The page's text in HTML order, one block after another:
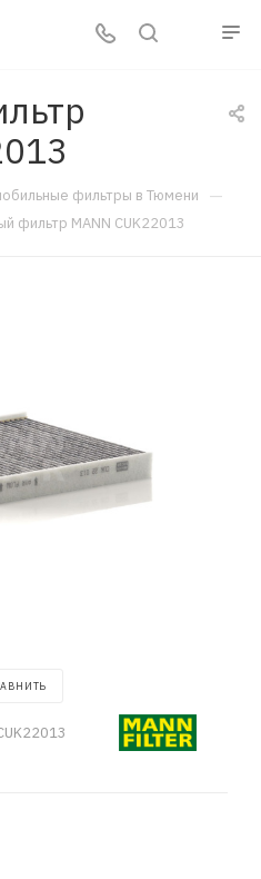
фильтры в Тюмени —
фильтр MANN CUK22013